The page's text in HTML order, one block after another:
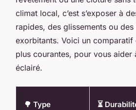
climat local, c’est s’exposer à
rapides, des glissements ou des
exorbitants. Voici un comparatif
plus courantes, pour vous aider
éclairé.
🌳 Type
⏳